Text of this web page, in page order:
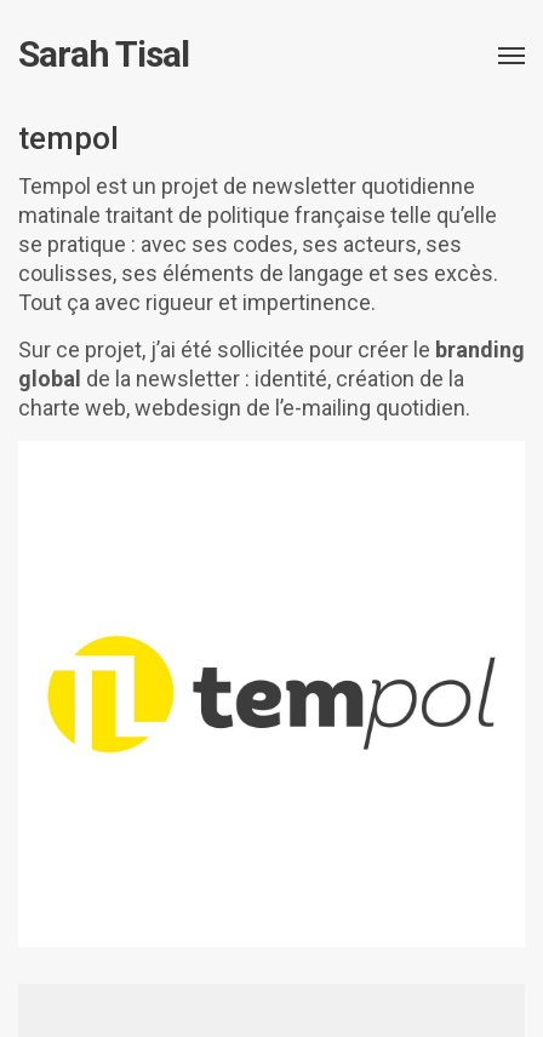
Sarah Tisal
tempol
Tempol est un projet de newsletter quotidienne
matinale traitant de politique française telle qu’elle
se pratique : avec ses codes, ses acteurs, ses
coulisses, ses éléments de langage et ses excès.
Tout ça avec rigueur et impertinence.
Sur ce projet, j’ai été sollicitée pour créer le branding
global de la newsletter : identité, création de la
charte web, webdesign de l’e-mailing quotidien.